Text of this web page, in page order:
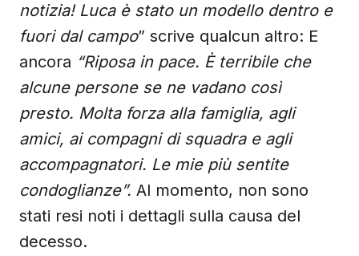
notizia! Luca è stato un modello dentro e
fuori dal campo” scrive qualcun altro: E
ancora “Riposa in pace. È terribile che
alcune persone se ne vadano così
presto. Molta forza alla famiglia, agli
amici, ai compagni di squadra e agli
accompagnatori. Le mie più sentite
condoglianze”. Al momento, non sono
stati resi noti i dettagli sulla causa del
decesso.